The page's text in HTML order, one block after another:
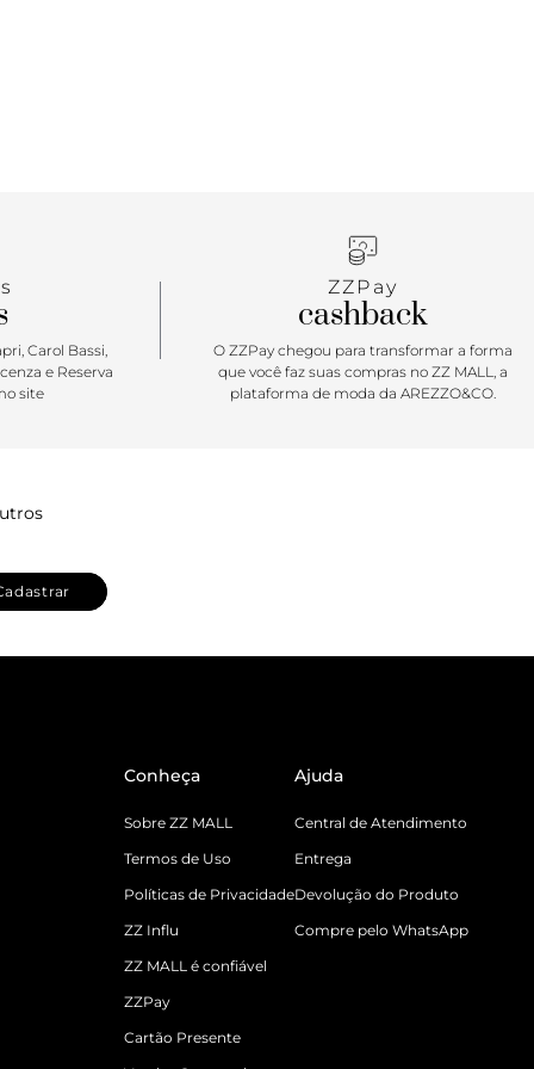
Carol Bassi,
e Reserva
site
ZZPay
cashback
O ZZPay chegou para transformar a forma
que você faz suas compras no ZZ MALL, a
plataforma de moda da AREZZO&CO.
Conheça
Sobre ZZ MALL
Termos de Uso
Políticas de Privacidade
ZZ Influ
ZZ MALL é confiável
ZZPay
Cartão Presente
Ajuda
Central de Atendimento
Entrega
Devolução do Produto
Compre pelo WhatsApp